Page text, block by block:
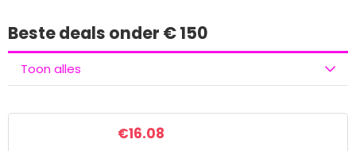
Beste deals onder € 150
Toon alles
€16.08